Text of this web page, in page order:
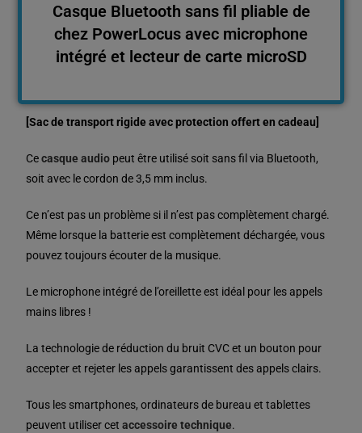
Casque Bluetooth sans fil pliable de
chez PowerLocus avec microphone
intégré et lecteur de carte microSD
[Sac de transport rigide avec protection offert en cadeau]
Cecasque audio peut être utilisé soit sans fil via Bluetooth,
soit avec le cordon de 3,5 mm inclus.
Ce n’est pas un problème si il n’est pas complètement chargé.
Même lorsque la batterie est complètement déchargée, vous
pouvez toujours écouter de la musique.
Le microphone intégré de l’oreillette est idéal pour les appels
mains libres !
La technologie de réduction du bruit CVC et un bouton pour
accepter et rejeter les appels garantissent des appels clairs.
Tous les smartphones, ordinateurs de bureau et tablettes
peuvent utiliser cetaccessoire technique.